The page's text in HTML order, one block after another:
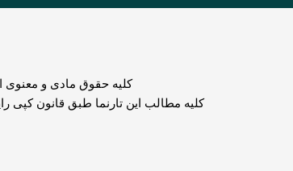
كليه حقوق مادی و معنوی
کلیه مطالب این تارنما طبق قانون کپی